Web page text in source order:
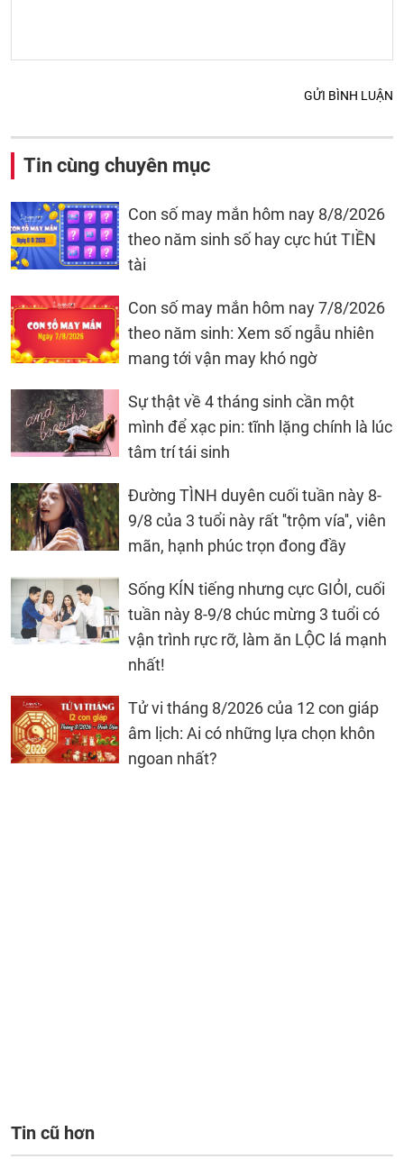
GỬI BÌNH LUẬN
Tin cùng chuyên mục
Con số may mắn hôm nay 8/8/2026
theo năm sinh số hay cực hút TIỀN
tài
Con số may mắn hôm nay 7/8/2026
theo năm sinh: Xem số ngẫu nhiên
mang tới vận may khó ngờ
Sự thật về 4 tháng sinh cần một
mình để xạc pin: tĩnh lặng chính là lúc
tâm trí tái sinh
Đường TÌNH duyên cuối tuần này 8-
9/8 của 3 tuổi này rất ''trộm vía'', viên
mãn, hạnh phúc trọn đong đầy
Sống KÍN tiếng nhưng cực GIỎI, cuối
tuần này 8-9/8 chúc mừng 3 tuổi có
vận trình rực rỡ, làm ăn LỘC lá mạnh
nhất!
Tử vi tháng 8/2026 của 12 con giáp
âm lịch: Ai có những lựa chọn khôn
ngoan nhất?
Tin cũ hơn